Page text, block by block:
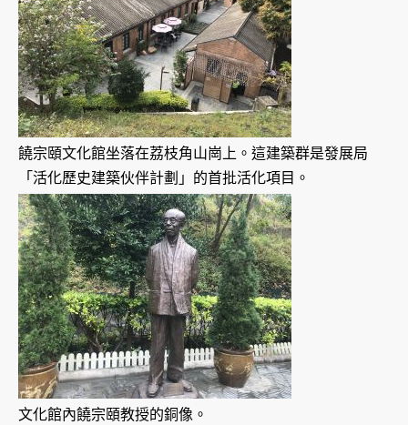
饒宗頤文化館坐落在荔枝角山崗上。這建築群是發展局
「活化歷史建築伙伴計劃」的首批活化項目。
文化館內饒宗頤教授的銅像。